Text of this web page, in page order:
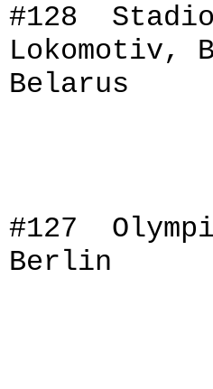
#128
Lokomotiv,
Belarus
#127
Berlin